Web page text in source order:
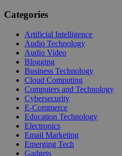
Categories
Artificial Intelligence
Audio Technology
Audio Video
Blogging
Business Technology
Cloud Computing
Computers and Technology
Cybersecurity
E-Commerce
Education Technology
Electronics
Email Marketing
Emerging Tech
Gadgets